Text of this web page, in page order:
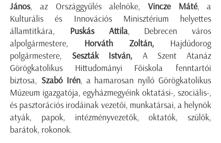
János, az Országgyűlés alelnöke,Vincze Máté, a
Kulturális és Innovációs Minisztérium helyettes
államtitkára, Puskás Attila, Debrecen város
alpolgármestere, Horváth Zoltán,Hajdúdorog
polgármestere, Seszták István, A Szent Atanáz
Görögkatolikus Hittudományi Főiskola fenntartói
biztosa, Szabó Irén, a hamarosan nyíló Görögkatolikus
Múzeum igazgatója, egyházmegyéink oktatási-, szociális-,
és pasztorációs irodáinak vezetői, munkatársai, a helynök
atyák, papok, intézményvezetők, oktatók, szülők,
barátok, rokonok.